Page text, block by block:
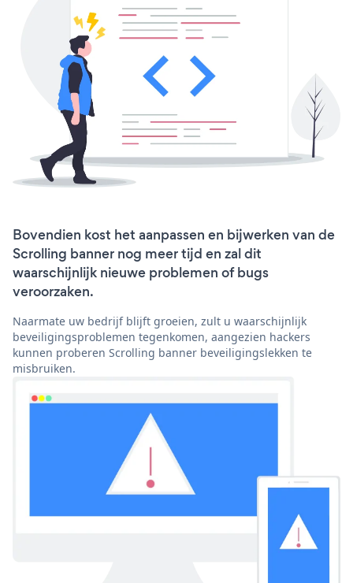
Bovendien kost het aanpassen en bijwerken van de
Scrolling banner nog meer tijd en zal dit
waarschijnlijk nieuwe problemen of bugs
veroorzaken.
Naarmate uw bedrijf blijft groeien, zult u waarschijnlijk
beveiligingsproblemen tegenkomen, aangezien hackers
kunnen proberen Scrolling banner beveiligingslekken te
misbruiken.